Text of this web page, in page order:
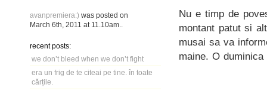
avanpremiera:) was posted on
March 6th, 2011 at 11.10am
recent posts:
we don’t bleed when we don’t fight
era un frig de te citeai pe tine. în toate
cărțile.
Nu e timp de
montant patut si
musai sa va
maine. O